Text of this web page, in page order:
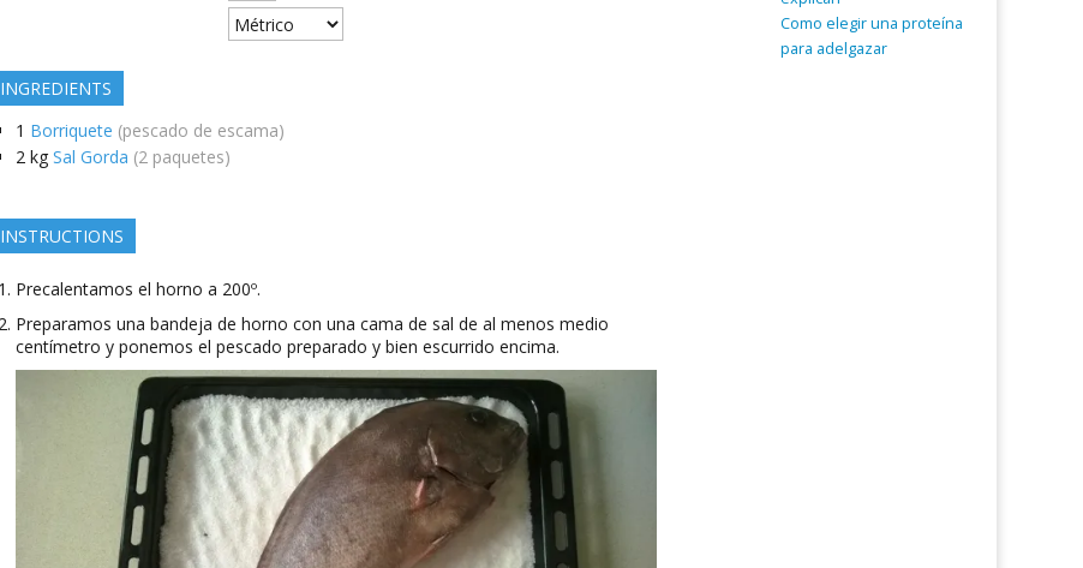
INGREDIENTS
1 Borriquete (pescado de escama)
2 kg Sal Gorda (2 paquetes)
INSTRUCTIONS
Precalentamos el horno a 200º.
Preparamos una bandeja de horno con una cama de sal de al menos medio
centímetro y ponemos el pescado preparado y bien escurrido encima.
Como elegir una proteína
para adelgazar